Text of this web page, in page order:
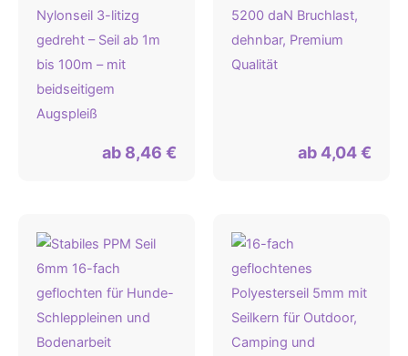
Nylonseil 3-litizg
gedreht – Seil ab 1m
bis 100m – mit
beidseitigem
Augspleiß
ab 8,46 €
5200 daN Bruchlast,
dehnbar, Premium
Qualität
ab 4,04€